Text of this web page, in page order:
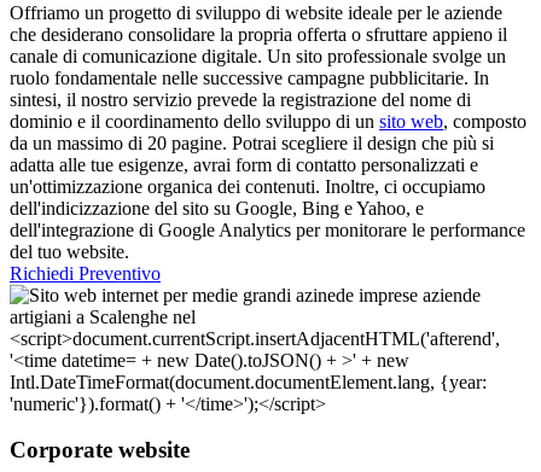
Offriamo un progetto di sviluppo di website ideale per le aziende
che desiderano consolidare la propria offerta o sfruttare appieno il
canale di comunicazione digitale. Un sito professionale svolge un
ruolo fondamentale nelle successive campagne pubblicitarie. In
sintesi, il nostro servizio prevede la registrazione del nome di
dominio e il coordinamento dello sviluppo di un sito web, composto
da un massimo di 20 pagine. Potrai scegliere il design che più si
adatta alle tue esigenze, avrai form di contatto personalizzati e
un'ottimizzazione organica dei contenuti. Inoltre, ci occupiamo
dell'indicizzazione del sito su Google, Bing e Yahoo, e
dell'integrazione di Google Analytics per monitorare le performance
del tuo website.
Richiedi Preventivo
Corporate website